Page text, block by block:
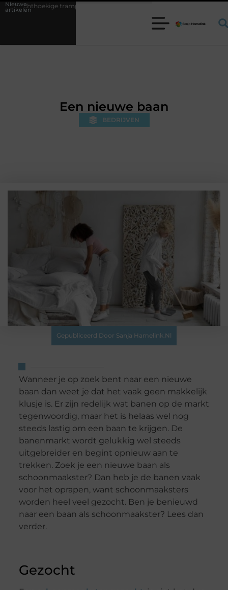
Nieuwe
artikelenkiezen voor jouw tuin
Een nieuwe baan
BEDRIJVEN
Gepubliceerd Door Sanja Hamelink.nl
Wanneer je op zoek bent naar een nieuwe
baan dan weet je dat het vaak geen makkelijk
klusje is. Er zijn redelijk wat banen op de markt
tegenwoordig, maar het is helaas wel nog
steeds lastig om een baan te krijgen. De
banenmarkt wordt gelukkig wel steeds
uitgebreider en begint opnieuw aan te
trekken. Zoek je een nieuwe baan als
schoonmaakster? Dan heb je de banen vaak
voor het oprapen, want schoonmaaksters
worden heel veel gezocht. Ben je benieuwd
naar een baan als schoonmaakster? Lees dan
verder.
Gezocht